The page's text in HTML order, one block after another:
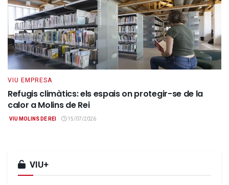
VIU EMPRESA
Refugis climàtics: els espais on protegir-se de la
calor a Molins de Rei
VIU MOLINS DE REI 15/07/2026
VIU+